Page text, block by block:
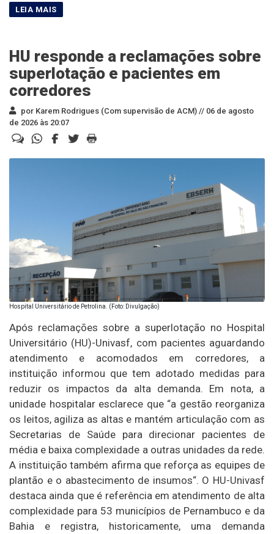
HU responde a reclamações sobre
superlotação e pacientes em
corredores
por Karem Rodrigues (Com supervisão de ACM) // 06 de agosto
de 2026 às 20:07
Hospital Universitário de Petrolina. (Foto: Divulgação)
Após reclamações sobre a superlotação no Hospital
Universitário (HU)-Univasf, com pacientes aguardando
atendimento e acomodados em corredores, a
instituição informou que tem adotado medidas para
reduzir os impactos da alta demanda. Em nota, a
unidade hospitalar esclarece que “a gestão reorganiza
os leitos, agiliza as altas e mantém articulação com as
Secretarias de Saúde para direcionar pacientes de
média e baixa complexidade a outras unidades da rede.
A instituição também afirma que reforça as equipes de
plantão e o abastecimento de insumos“. O HU-Univasf
destaca ainda que é referência em atendimento de alta
complexidade para 53 municípios de Pernambuco e da
Bahia e registra, historicamente, uma demanda